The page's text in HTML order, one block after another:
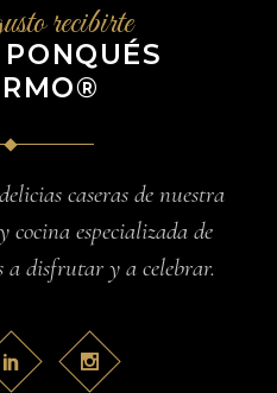
recibirte
caseras de nuestra
especializada de
a disfrutar y a celebrar.